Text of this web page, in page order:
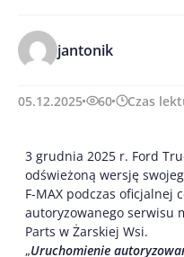
jantonik
05.12.2025 60 Czas
3 grudnia 2025 r. Ford
odświeżoną wersję
F-MAX podczas oficjalnej
autoryzowanego serwisu
Parts w Żarskiej Wsi.
„Uruchomienie